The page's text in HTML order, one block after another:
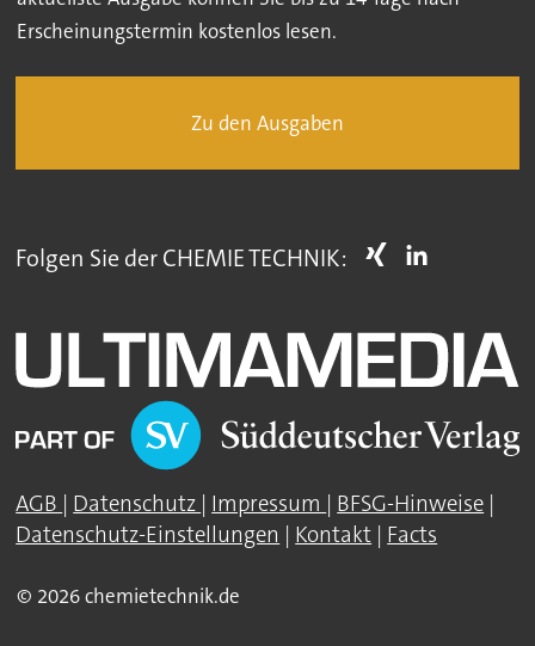
Erscheinungstermin kostenlos lesen.
Zu den Ausgaben
Folgen Sie der CHEMIE TECHNIK:
AGB | Datenschutz | Impressum | BFSG-Hinweise |
Datenschutz-Einstellungen | Kontakt | Facts
© 2026 chemietechnik.de